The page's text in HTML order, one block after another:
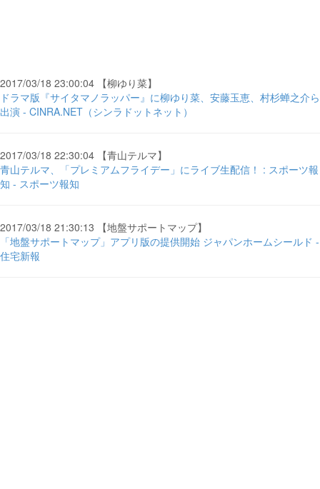
2017/03/18 23:00:04 【柳ゆり菜】
ドラマ版『サイタマノラッパー』に柳ゆり菜、安藤玉恵、村杉蝉之介ら
出演 - CINRA.NET（シンラドットネット）
2017/03/18 22:30:04 【青山テルマ】
青山テルマ、「プレミアムフライデー」にライブ生配信！ : スポーツ報
知 - スポーツ報知
2017/03/18 21:30:13 【地盤サポートマップ】
「地盤サポートマップ」アプリ版の提供開始 ジャパンホームシールド -
住宅新報